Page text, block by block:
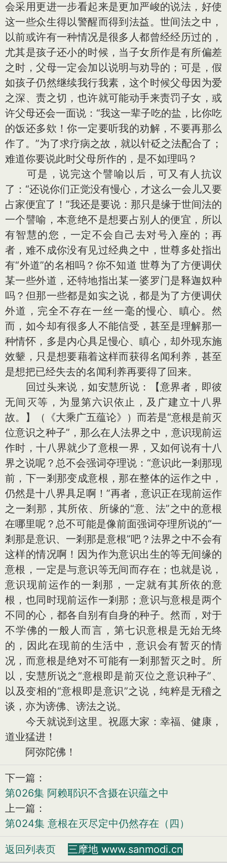
会采用更进一步看起来是更加严峻的说法，好使
这一些众生得以警醒而得到法益。世间法之中，
以前或许有一种情况是很多人都曾经经历过的，
尤其是孩子还小的时候，当子女所作是有所偏差
之时，父母一定会加以说明与劝导的；可是，假
如孩子仍然继续我行我素，这个时候父母因为爱
之深、责之切，也许就可能动手来责罚子女，或
许父母还会一面说：“我这一辈子吃的盐，比你吃
的饭还多欸！你一定要听我的劝解，不要再那么
作了。”为了求疗病之故，就以针砭之法配合了；
难道你要说此时父母所作的，是不如理吗？
可是，说完这个譬喻以后，可又有人抗议
了：“还说你们正觉没有慢心，才这么一会儿又要
占家便宜了！”我还是要说：那只是缘于世间法的
一个譬喻，本意绝不是想要占别人的便宜，所以
有智慧的您，一定不会自己去对号入座的；再
者，难不成你没有见过经典之中，世尊多处指出
有“外道”的名相吗？你不知道 世尊为了方便调伏
某一些外道，还特地指出某一婆罗门是释迦奴种
吗？但那一些都是如实之说，都是为了方便调伏
外道，完全不存在一丝一毫的慢心、瞋心。然
而，如今却有很多人不能信受，甚至是理解那一
种情怀，多是内心具足慢心、瞋心，却外现东施
效颦，只是想要藉着这样而获得名闻利养，甚至
是想把已经失去的名闻利养再要得了回来。
回过头来说，如安慧所说：【意界者，即彼
无间灭等，为显第六识依止，及广建立十八界
故。】（《大乘广五蕴论》）而若是“意根是前灭
位意识之种子”，那么在人法界之中，意识现前运
作时，十八界就少了意根一界，又如何说有十八
界之说呢？总不会强词夺理说：“意识此一剎那现
前，下一剎那变成意根，那在整体的运作之中，
仍然是十八界具足啊！”再者，意识正在现前运作
之一剎那，其所依、所缘的“意、法”之中的意根
在哪里呢？总不可能是像前面强词夺理所说的“一
剎那是意识、一剎那是意根”吧？法界之中不会有
这样的情况啊！因为作为意识出生的等无间缘的
意根，一定是与意识等无间而存在；也就是说，
意识现前运作的一剎那，一定就有其所依的意
根，也同时现前运作一剎那；意识与意根是两个
不同的心，都各自别有自身的种子。然而，对于
不学佛的一般人而言，第七识意根是无始无终
的，因此在现前的生活中，意识会有暂灭的情
况，而意根是绝对不可能有一剎那暂灭之时。所
以，安慧所说之“意根即是前灭位之意识种子”、
以及变相的“意根即是意识”之说，纯粹是无稽之
谈，亦为谤佛、谤法之说。
今天就说到这里。祝愿大家：幸福、健康，
道业猛进！
阿弥陀佛！
下一篇：
第026集 阿赖耶识不含摄在识蕴之中
上一篇：
第024集 意根在灭尽定中仍然存在（四）
返回列表页 三摩地 www.sanmodi.cn